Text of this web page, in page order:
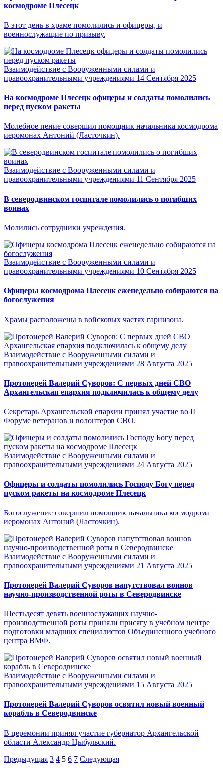
космодроме Плесецк
В этот день в храме помолились и офицеры, и
военнослужащие по призыву.
Взаимодействие с Вооруженными силами и
правоохранительными учреждениями 14 Сентября 2025
На космодроме Плесецк офицеры и солдаты помолились
перед пуском ракеты
Молебное пение совершил помощник начальника космодрома
иеромонах Антоний (Ласточкин).
Взаимодействие с Вооруженными силами и
правоохранительными учреждениями 11 Сентября 2025
В северодвинском госпитале помолились о погибших
воинах
Молились сотрудники учреждения.
Взаимодействие с Вооруженными силами и
правоохранительными учреждениями 10 Сентября 2025
Офицеры космодрома Плесецк еженедельно собираются на
богослужения
Храмы расположены в войсковых частях гарнизона.
Взаимодействие с Вооруженными силами и
правоохранительными учреждениями 28 Августа 2025
Протоиерей Валерий Суворов: С первых дней СВО
Архангельская епархия подключилась к общему делу
Секретарь Архангельской епархии принял участие во II
Форуме ветеранов и волонтеров СВО.
Взаимодействие с Вооруженными силами и
правоохранительными учреждениями 24 Августа 2025
Офицеры и солдаты помолились Господу Богу перед
пуском ракеты на космодроме Плесецк
Богослужение совершил помощник начальника космодрома
иеромонах Антоний (Ласточкин).
Взаимодействие с Вооруженными силами и
правоохранительными учреждениями 21 Августа 2025
Протоиерей Валерий Суворов напутствовал воинов
научно-производственной роты в Северодвинске
Шестьдесят девять военнослужащих научно-
производственной роты приняли присягу в учебном центре
подготовки младших специалистов Объединенного учебного
центра ВМФ.
Взаимодействие с Вооруженными силами и
правоохранительными учреждениями 15 Августа 2025
Протоиерей Валерий Суворов освятил новый военный
корабль в Северодвинске
В церемонии принял участие губернатор Архангельской
области Александр Цыбульский.
Предыдущая 3 4 5 6 7 Следующая